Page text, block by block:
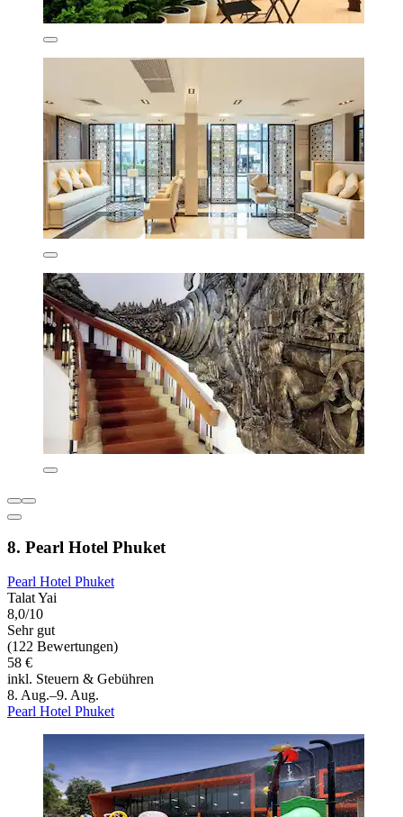
8. Pearl Hotel Phuket
Pearl Hotel Phuket
Talat Yai
8,0/10
Sehr gut
(122 Bewertungen)
58 €
inkl. Steuern & Gebühren
8. Aug.–9. Aug.
Pearl Hotel Phuket